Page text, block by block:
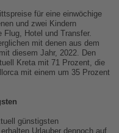
für eine einwöchige
und zwei Kindern
Hotel und Transfer.
mit denen aus dem
diesem Jahr, 2022. Den
Kreta mit 71 Prozent, die
mit einem um 35 Prozent
günstigsten
Urlauber dennoch auf